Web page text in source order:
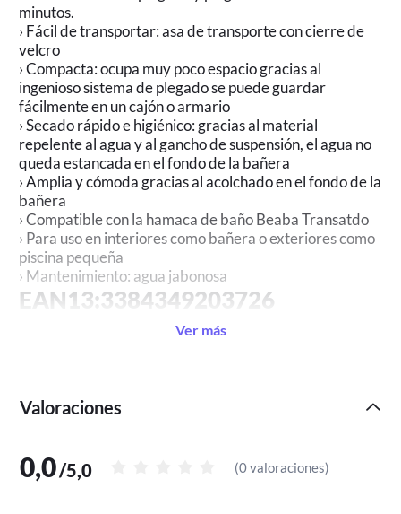
minutos.
› Fácil de transportar: asa de transporte con cierre de
velcro
› Compacta: ocupa muy poco espacio gracias al
ingenioso sistema de plegado se puede guardar
fácilmente en un cajón o armario
› Secado rápido e higiénico: gracias al material
repelente al agua y al gancho de suspensión, el agua no
queda estancada en el fondo de la bañera
› Amplia y cómoda gracias al acolchado en el fondo de la
bañera
› Compatible con la hamaca de baño Beaba Transatdo
› Para uso en interiores como bañera o exteriores como
piscina pequeña
› Mantenimiento: agua jabonosa
EAN13:3384349203726
Ver más
Valoraciones
0,0/5,0 (0 valoraciones)